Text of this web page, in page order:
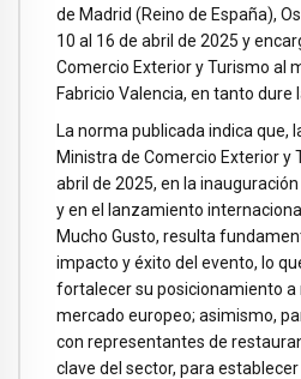
de Madrid (Reino de España),
10 al 16 de abril de 2025 y
Comercio Exterior y Turismo al
Fabricio Valencia, en tanto dure
La norma publicada indica que,
Ministra de Comercio Exterior y
abril de 2025, en la
y en el lanzamiento
Mucho Gusto, resulta
impacto y éxito del evento, lo
fortalecer su posicionamiento a
mercado europeo; asimismo,
con representantes de
clave del sector, para